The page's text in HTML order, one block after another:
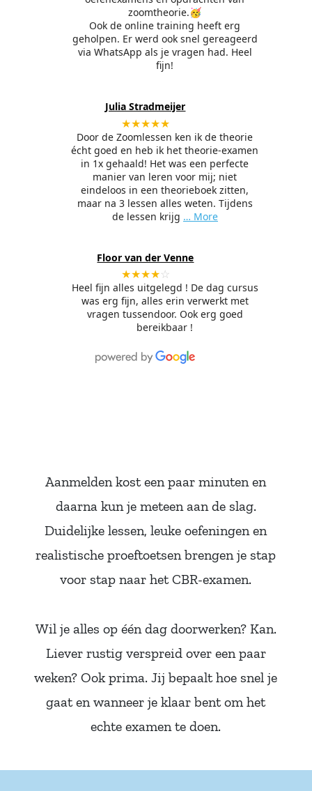
zoomtheorie.🥳
Ook de online training heeft erg
geholpen. Er werd ook snel gereageerd
via WhatsApp als je vragen had. Heel
fijn!
Julia Stradmeijer
★★★★★
Door de Zoomlessen ken ik de theorie
écht goed en heb ik het theorie-examen
in 1x gehaald! Het was een perfecte
manier van leren voor mij; niet
eindeloos in een theorieboek zitten,
maar na 3 lessen alles weten. Tijdens
de lessen krijg … More
Floor van der Venne
★★★★☆
Heel fijn alles uitgelegd ! De dag cursus
was erg fijn, alles erin verwerkt met
vragen tussendoor. Ook erg goed
bereikbaar !
Aanmelden kost een paar minuten en
daarna kun je meteen aan de slag.
Duidelijke lessen, leuke oefeningen en
realistische proeftoetsen brengen je stap
voor stap naar het CBR-examen.
Wil je alles op één dag doorwerken? Kan.
Liever rustig verspreid over een paar
weken? Ook prima. Jij bepaalt hoe snel je
gaat en wanneer je klaar bent om het
echte examen te doen.